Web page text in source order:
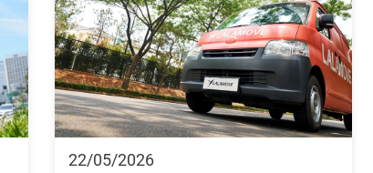
22/05/2026